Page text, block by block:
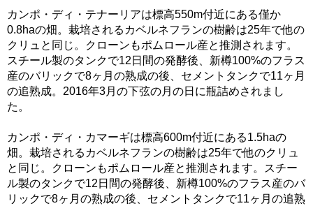
カンポ・ディ・テナーリアは標高550m付近にある僅か
0.8haの畑。栽培されるカベルネフランの樹齢は25年で他の
クリュと同じ。クローンもポムロール産と推測されます。
スチール製のタンクで12日間の発酵後、新樽100%のフラス
産のバリックで8ヶ月の熟成の後、セメントタンクで11ヶ月
の追熟成。2016年3月の下弦の月の日に瓶詰めされまし
た。
カンポ・ディ・カマーギは標高600m付近にある1.5haの
畑。栽培されるカベルネフランの樹齢は25年で他のクリュ
と同じ。クローンもポムロール産と推測されます。スチー
ル製のタンクで12日間の発酵後、新樽100%のフラス産のバ
リックで8ヶ月の熟成の後、セメントタンクで11ヶ月の追熟